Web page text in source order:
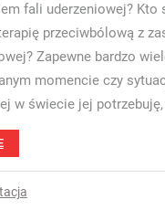
fali uderzeniowej? Kto
przeciwbólową z
Zapewne bardzo
momencie czy
w świecie jej